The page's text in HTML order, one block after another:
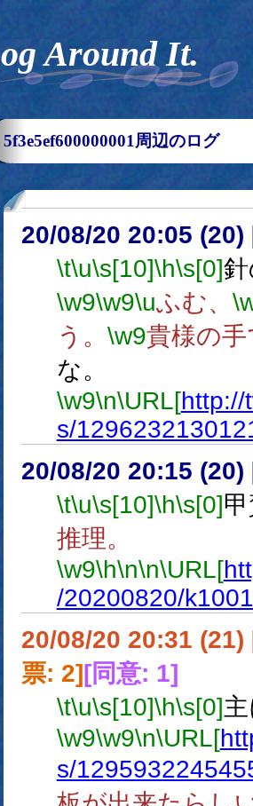
Log Around It.
5f3e5ef600000001周辺のログ
20/08/20 20:05 (20)
\t\u\s[10]\h\s[0]
\w9\w9\uふむ、
う。 \w9貴様の手
な。
\w9\n\URL[http://
s/
20/08/20 20:15 (20)
\t\u\s[10]\h\s[0]
推理。
\w9\h\n\n\URL[
/20200820/
20/08/20 20:31 (21)
票: 2] [同意: 1]
\t\u\s[10]\h\s[0]
\w9\w9\n\URL[
s/